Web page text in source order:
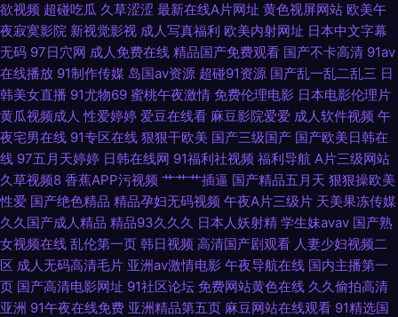
区 俺来也123 婷婷色成人资源 91综合视频在线观看 另类vv 91探花视频在线
更新 91豆花视频社区入口 老湿机导航 97人人干 无码永久免费 东京热福利导
航 一区一区一去二级 精品成人红杏 91免费在线视频 欧美瑟瑟 91视频9999
另类老女人 91次元黄色 欧美片1区 www46国产 日韩精品网站 97成人视频
在线 手机av福利 俺去射官网 亚洲热A朋友的妈妈 九九re视频在线观看 91剧
场 色97干 国产后入av 91Nav中文字幕 国产另类人妖网址 91v91cn 久久一
区丝袜制服 91情侣在线视频 欧美毛多水多bb 91亚州 色色的视频 九色反差
欲视频 超碰吃瓜 久草涩涩 最新在线A片网址 黄色视屏网站 欧美午
夜寂寞影院 新视觉影视 成人写真福利 欧美内射网址 日本中文字幕
无码 97日穴网 成人免费在线 精品国产免费观看 国产不卡高清 91av
在线播放 91制作传媒 岛国av资源 超碰91资源 国产乱一乱二乱三 日
韩美女直播 91尤物69 蜜桃午夜激情 免费伦理电影 日本电影伦理片
黄瓜视频成人 性爱婷婷 爱豆在线看 麻豆影院爱爱 成人软件视频 午
夜宅男在线 91专区在线 狠狠干欧美 国产三级国产 国产欧美日韩在
线 97五月天婷婷 日韩在线网 91福利社视频 福利导航 A片三级网站
久草视频8 香蕉APP污视频 艹艹艹插逼 国产精品五月天 狠狠操欧美
性爱 国产绝色精品 精品孕妇无码视频 午夜A片三级片 天美果冻传媒
久久国产成人精品 精品93久久久 日本人妖射精 学生妹avav 国产熟
女视频在线 乱伦第一页 韩日视频 高清国产剧观看 人妻少妇视频二
区 成人无码高清毛片 亚洲av激情电影 午夜导航在线 国内主播第一
页 国产高清电影网址 91社区论坛 免费网站黄色在线 久久偷拍高清
亚洲 91午夜在线免费 亚洲精品第五页 麻豆网站在线观看 91精选国